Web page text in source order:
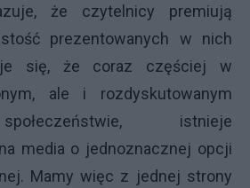
że czytelnicy premiują
prezentowanych w nich
się, że coraz częściej w
ale i rozdyskutowanym
istnieje
media o jednoznacznej opcji
Mamy więc z jednej strony